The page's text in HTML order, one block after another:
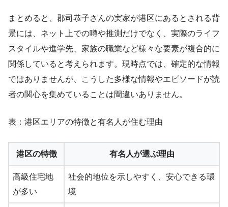
まとめると、郡司恭子さんの実家が港区にあるとされる背
景には、ネット上での噂や推測だけでなく、実際のライフ
スタイルや進学先、家族の職業など様々な要素が複合的に
関係していると考えられます。現時点では、確定的な情報
ではありませんが、こうした多様な情報やエピソードが読
者の関心を集めていることは間違いありません。
表：港区エリアの特徴と有名人が住む理由
港区の特徴 有名人が選ぶ理由
高級住宅地
が多い
社会的地位を示しやすく、安心できる環
境